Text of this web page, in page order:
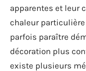
apparentes et leur
chaleur
parfois paraître
décoration plus
existe plusieurs